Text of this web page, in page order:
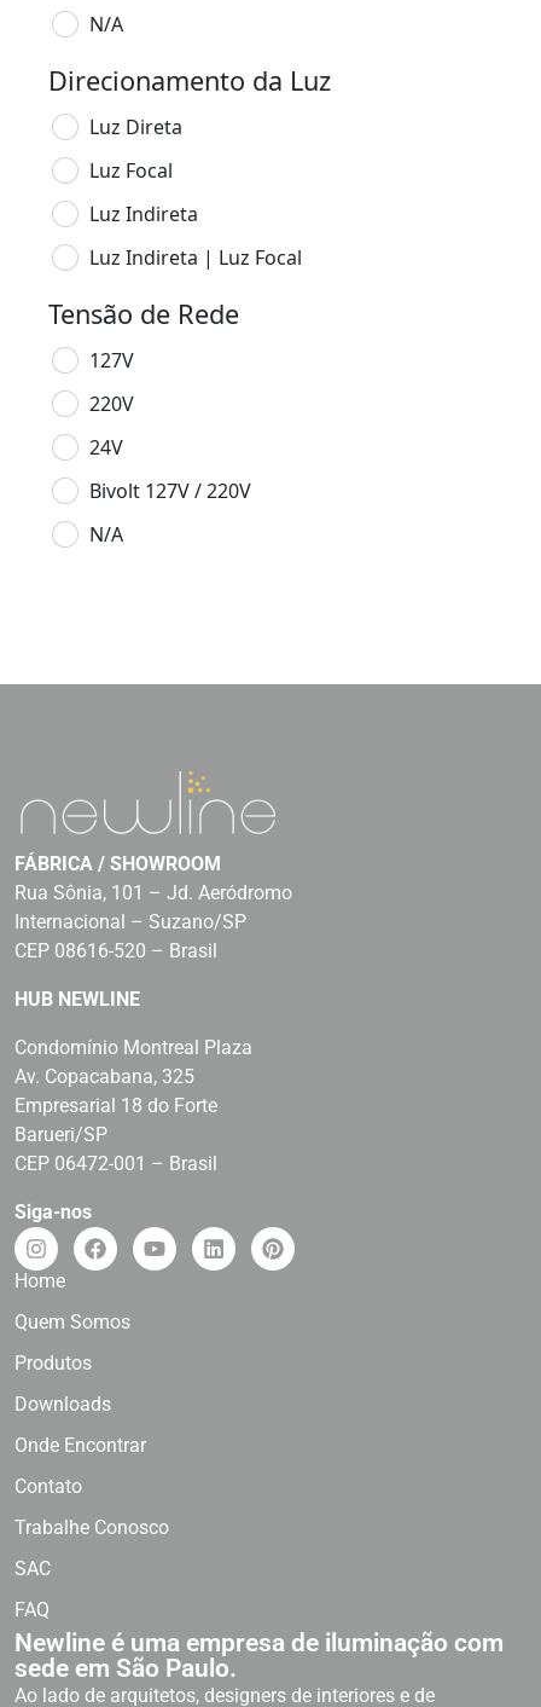
N/A
Direcionamento da Luz
Luz Direta
Luz Focal
Luz Indireta
Luz Indireta | Luz Focal
Tensão de Rede
127V
220V
24V
Bivolt 127V / 220V
N/A
FÁBRICA / SHOWROOM
Rua Sônia, 101 – Jd. Aeródromo
Internacional – Suzano/SP
CEP 08616-520 – Brasil
HUB NEWLINE
Condomínio Montreal Plaza
Av. Copacabana, 325
Empresarial 18 do Forte
Barueri/SP
CEP 06472-001 – Brasil
Siga-nos
Home
Quem Somos
Produtos
Downloads
Onde Encontrar
Contato
Trabalhe Conosco
SAC
FAQ
Newline é uma empresa de iluminação com
sede em São Paulo.
Ao lado de arquitetos, designers de interiores e de